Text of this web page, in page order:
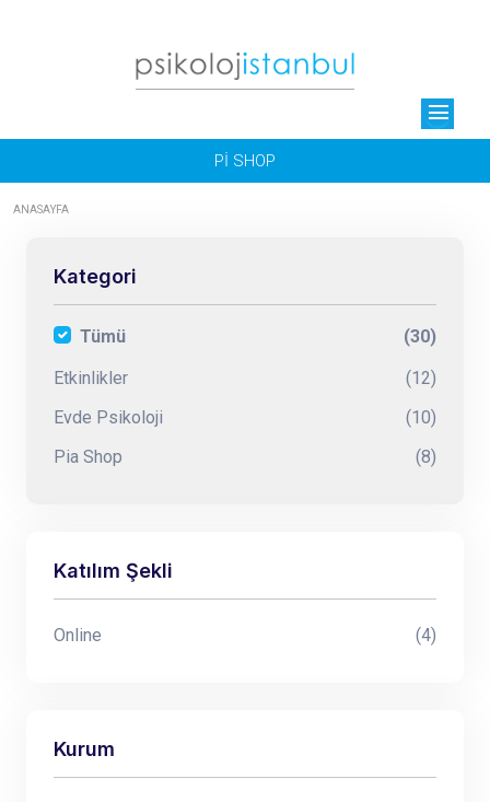
menu
Pİ SHOP
ANASAYFA
Kategori
Tümü
(30)
Etkinlikler
(12)
Evde Psikoloji
(10)
Pia Shop
(8)
Katılım Şekli
Online (4)
Kurum